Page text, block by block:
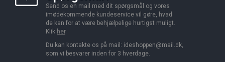
Send os en mail med dit spørgsmål og vores
imødekommende kundeservice vil gøre, hvad
de kan for at være behjælpelige hurtigst muligt.
Klik her.
Du kan kontakte os på mail: ideshoppen@mail.dk,
som vi besvarer inden for 3 hverdage.